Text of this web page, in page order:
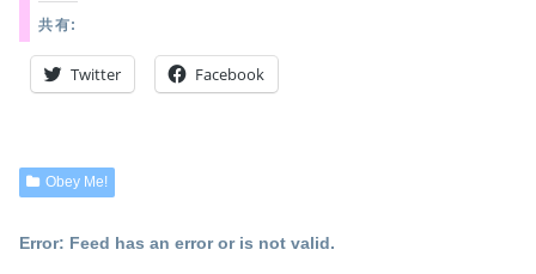
共有:
Twitter Facebook
Obey Me!
Error: Feed has an error or is not valid.